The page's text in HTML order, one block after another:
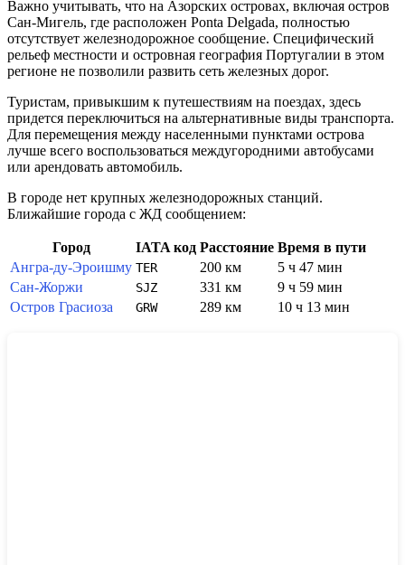
Важно учитывать, что на Азорских островах, включая остров
Сан-Мигель, где расположен Ponta Delgada, полностью
отсутствует железнодорожное сообщение. Специфический
рельеф местности и островная география Португалии в этом
регионе не позволили развить сеть железных дорог.
Туристам, привыкшим к путешествиям на поездах, здесь
придется переключиться на альтернативные виды транспорта.
Для перемещения между населенными пунктами острова
лучше всего воспользоваться междугородними автобусами
или арендовать автомобиль.
В городе нет крупных железнодорожных станций.
Ближайшие города с ЖД сообщением:
Город IATA код Расстояние Время в пути
Ангра-ду-Эроишму TER 200 км
5 ч 47 мин
Сан-Жоржи
SJZ 331 км
9 ч 59 мин
Остров Грасиоза
GRW 289 км 10 ч 13 мин